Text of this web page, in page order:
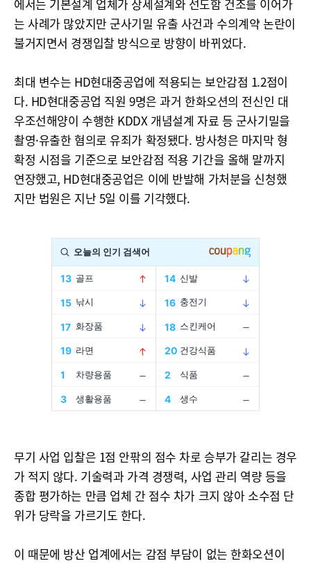
에서는 기본설계 업체가 상세설계와 선도함 건조를 이어가
는 사례가 많았지만 군사기밀 유출 사건과 수의계약 논란이
불거지면서 경쟁입찰 방식으로 방향이 바뀌었다.
최대 변수는 HD현대중공업에 적용되는 보안감점 1.2점이
다. HD현대중공업 직원 9명은 과거 한화오션의 전신인 대
우조선해양이 수행한 KDDX 개념설계 자료 등 군사기밀을
촬영·유출한 혐의로 유죄가 확정됐다. 방사청은 마지막 형
확정 시점을 기준으로 보안감점 적용 기간을 올해 말까지
연장했고, HD현대중공업은 이에 반발해 가처분을 신청했
지만 법원은 지난 5일 이를 기각했다.
무기 사업 입찰은 1점 안팎의 점수 차로 승부가 갈리는 경우
가 적지 않다. 기술력과 가격 경쟁력, 사업 관리 역량 등을
종합 평가하는 만큼 업체 간 점수 차가 크지 않아 소수점 단
위가 당락을 가르기도 한다.
이 때문에 방산 업계에서는 감점 부담이 없는 한화오션이